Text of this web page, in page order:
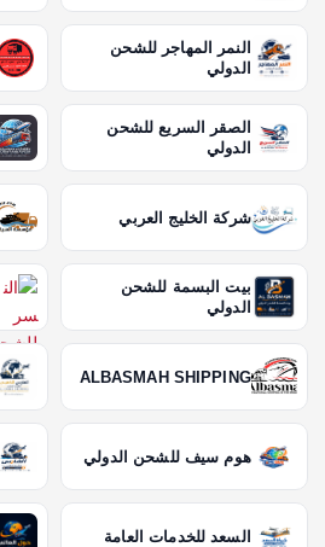
النمر المهاجر للشحن
الدولي
الصقر السريع للشحن
الدولي
شركة الخليج العربي
بيت البسمة للشحن
الدولي
ALBASMAH SHIPPING
هوم سيف للشحن الدولي
السعد للخدمات العامة